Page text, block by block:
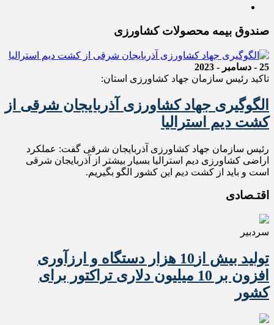
صندوق بیمه محصولات کشاورزی
25 - دسامبر - 2023
تاکید رئیس سازمان جهاد کشاورزی استان:
الگوگیری جهاد کشاورزی آذربایجان شرقی از
کشت دیم استرالیا
رئیس سازمان جهاد کشاورزی آذربایجان شرقی گفت: عملکرد
اراضی کشاورزی دیم استرالیا بسیار بیشتر از آذربایجان شرقی
است و باید از کشت دیم این کشور الگو بگیریم.
اقتـصادی
سردبیر
تولید بیش از10 هزار دستگاه و ارزآوری
افزون بر 10 میلیون دلاری تراکتور برای
کشور